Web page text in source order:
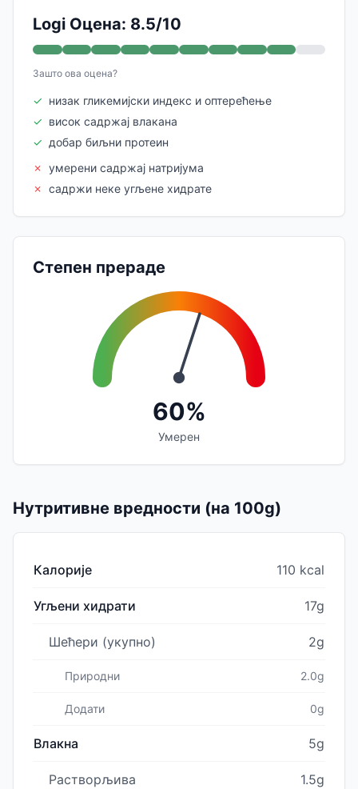
Logi Оцена: 8.5/10
Зашто ова оцена?
✓ низак гликемијски индекс и оптерећење
✓ висок садржај влакана
✓ добар биљни протеин
✗ умерени садржај натријума
✗ садржи неке угљене хидрате
Степен прераде
60%
Умерен
Нутритивне вредности (на 100g)
Калорије 110 kcal
Угљени хидрати 17g
Шећери (укупно) 2g
Природни 2.0g
Додати 0g
Влакна 5g
Растворљива 1.5g